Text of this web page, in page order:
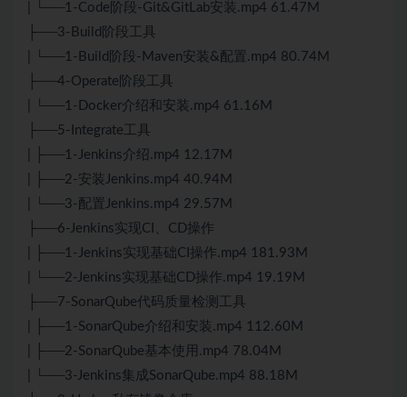
| └──1-Code阶段-Git&GitLab安装.mp4 61.47M
├──3-Build阶段工具
| └──1-Build阶段-Maven安装&配置.mp4 80.74M
├──4-Operate阶段工具
| └──1-Docker介绍和安装.mp4 61.16M
├──5-Integrate工具
| ├──1-Jenkins介绍.mp4 12.17M
| ├──2-安装Jenkins.mp4 40.94M
| └──3-配置Jenkins.mp4 29.57M
├──6-Jenkins实现CI、CD操作
| ├──1-Jenkins实现基础CI操作.mp4 181.93M
| └──2-Jenkins实现基础CD操作.mp4 19.19M
├──7-SonarQube代码质量检测工具
| ├──1-SonarQube介绍和安装.mp4 112.60M
| ├──2-SonarQube基本使用.mp4 78.04M
| └──3-Jenkins集成SonarQube.mp4 88.18M